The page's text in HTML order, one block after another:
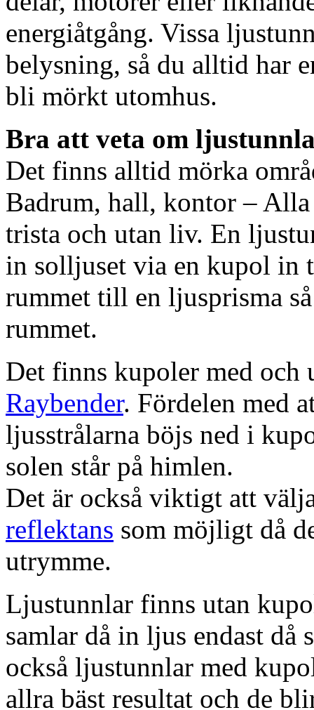
energiåtgång. Vissa
belysning, så du alltid har
bli mörkt utomhus.
Bra att veta om
Det finns alltid mörka
Badrum, hall, kontor – Alla
trista och utan liv. En
in solljuset via en kupol in
rummet till en ljusprisma
rummet.
Det finns kupoler med och
Raybender. Fördelen med
ljusstrålarna böjs ned i
solen står på himlen.
Det är också viktigt att
reflektans som möjligt då
utrymme.
Ljustunnlar finns utan
samlar då in ljus endast då
också ljustunnlar med
allra bäst resultat och de